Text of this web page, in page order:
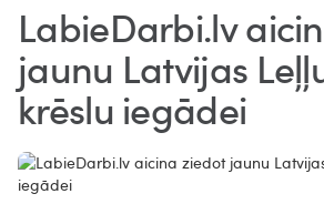
LabieDarbi.lv
jaunu Latvijas
krēslu iegādei